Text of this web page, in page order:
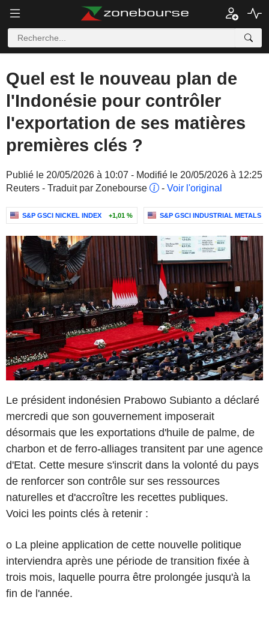
Quel est le nouveau plan de
l'Indonésie pour contrôler
l'exportation de ses matières
premières clés ?
Publié le 20/05/2026 à 10:07 - Modifié le 20/05/2026 à 12:25
Reuters - Traduit par Zonebourse
- Voir l'original
S&P GSCI NICKEL INDEX +1,01 % S&P GSCI INDUSTRIAL METALS
Le président indonésien Prabowo Subianto a déclaré
mercredi que son gouvernement imposerait
désormais que les exportations d'huile de palme, de
charbon et de ferro-alliages transitent par une agence
d'Etat. Cette mesure s'inscrit dans la volonté du pays
de renforcer son contrôle sur ses ressources
naturelles et d'accroître les recettes publiques.
Voici les points clés à retenir :
o La pleine application de cette nouvelle politique
interviendra après une période de transition fixée à
trois mois, laquelle pourra être prolongée jusqu'à la
fin de l'année.